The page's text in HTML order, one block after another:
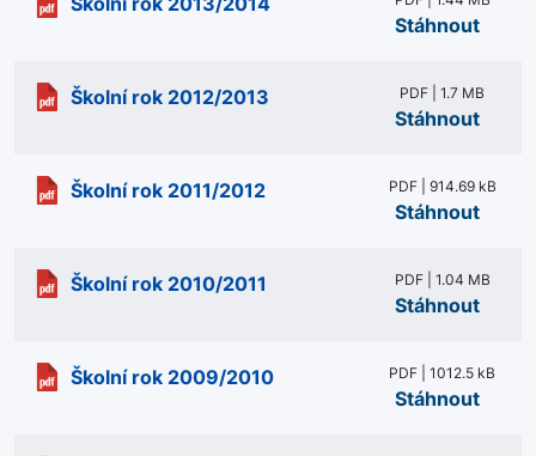
Stáhnout
Školní rok 2012/2013 PDF | 1.7 MB
Stáhnout
Školní rok 2011/2012 PDF | 914.69 kB
Stáhnout
Školní rok 2010/2011 PDF | 1.04 MB
Stáhnout
Školní rok 2009/2010 PDF | 1012.5 kB
Stáhnout